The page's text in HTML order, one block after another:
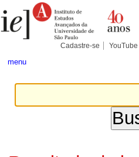
para
conteúdo.
Pessoais
Cadastre-se YouTube
menu